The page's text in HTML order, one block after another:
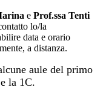
e Prof.ssa Tenti
lo/la
data e orario
a distanza.
aule del primo
la 1C.